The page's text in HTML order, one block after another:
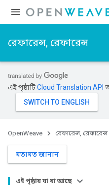
রেফারেন্স, রেফারেন্স
এই পৃষ্ঠাটিCloud Translation API
OpenWeave রেফারেন্স, রেফারেন্স
মতামত জানান
এই পৃষ্ঠায় যা যা আছে